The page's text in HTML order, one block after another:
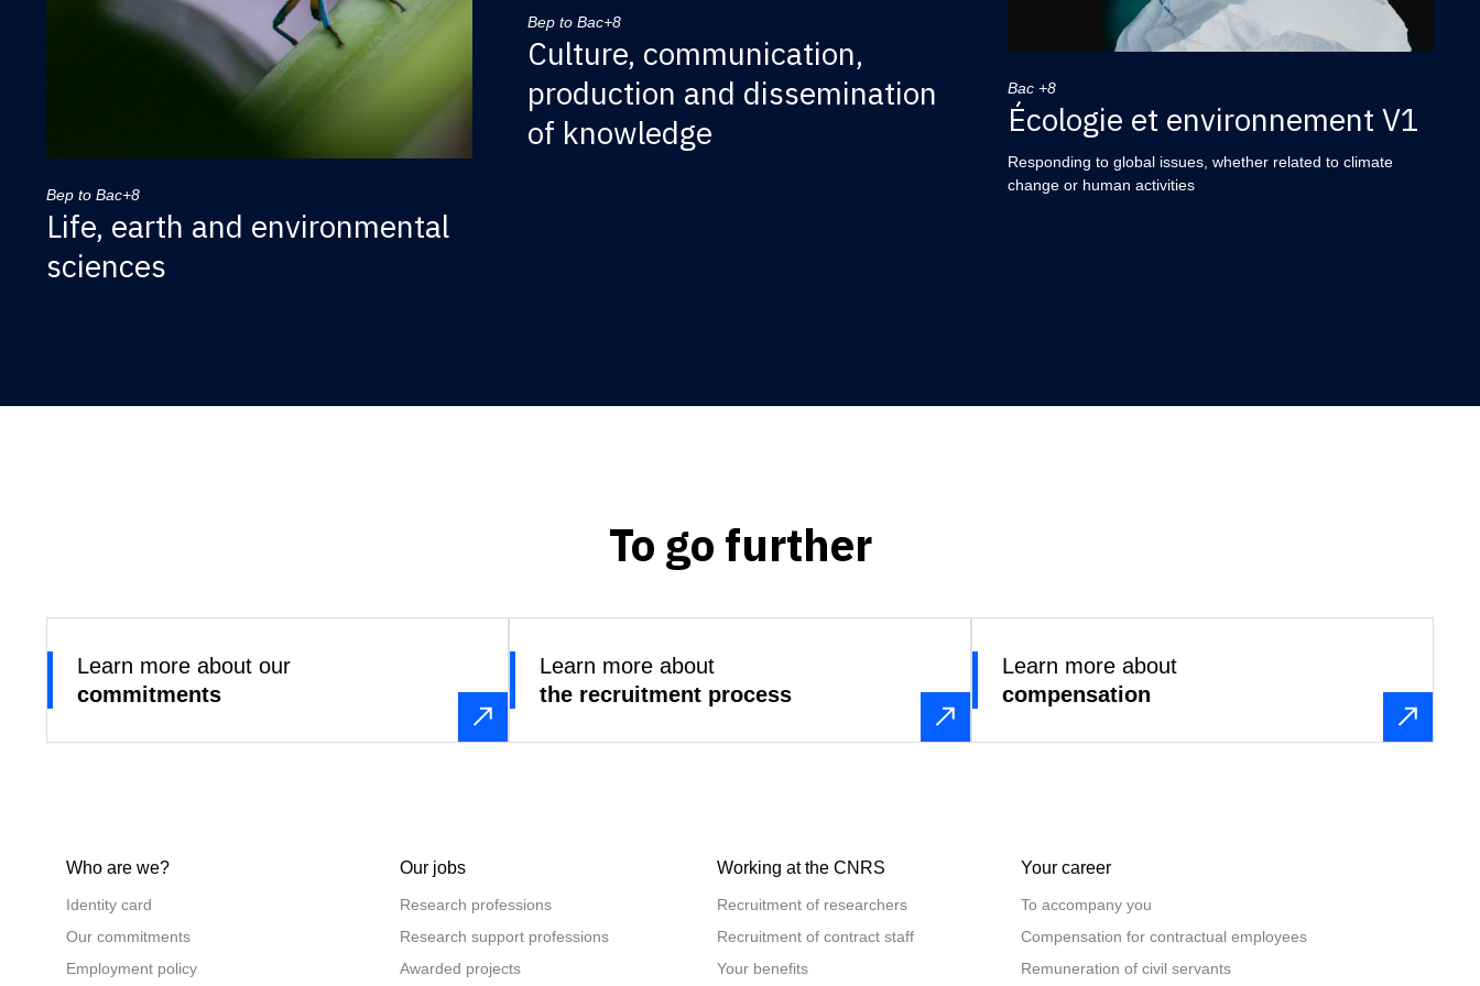
Bep to Bac+8
Life, earth and environmental
sciences
Bep to Bac+8
Culture, communication,
production and dissemination
of knowledge
Bac +8
Écologie et environnement V1
Responding to global issues, whether related to climate
change or human activities
To go further
Learn more about our
commitments
Learn more about
the recruitment process
Learn more about
compensation
Who are we?
Identity card
Our commitments
Employment policy
Our jobs
Research professions
Research support professions
Awarded projects
Working at the CNRS
Recruitment of researchers
Recruitment of contract staff
Your benefits
Your career
To accompany you
Compensation for contractual employees
Remuneration of civil servants